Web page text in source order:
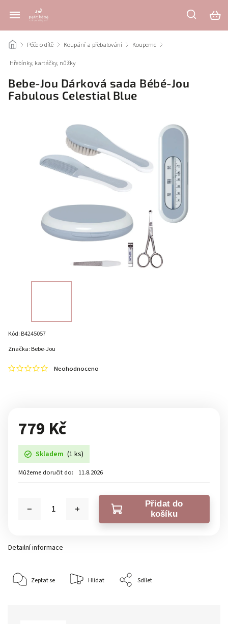
/ Péče o dítě / Koupání a přebalování / Koupeme /
Hřebínky, kartáčky, nůžky
Bebe-Jou Dárková sada Bébé-Jou
Fabulous Celestial Blue
Kód: B4245057
Neohodnoceno
Značka: Bebe-Jou
779 Kč
Skladem (1 ks)
Můžeme doručit do: 11.8.2026
Přidat do
košíku
Detailní informace
Zeptat se Hlídat Sdílet